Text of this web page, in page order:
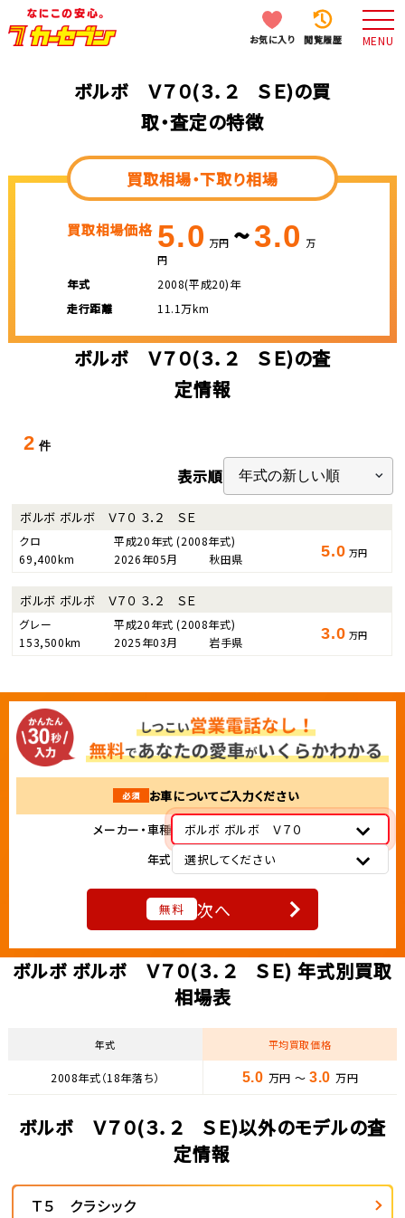
お気に入り 閲覧履歴 MENU
ボルボ Ｖ７０(３．２ ＳＥ)の買
取・査定の特徴
買取相場・下取り相場
買取相場価格 5.0 万円 ~3.0 万
円
年式
2008(平成20)年
走行距離
11.1万km
ボルボ Ｖ７０(３．２ ＳＥ)の査
定情報
2 件
表示順
ボルボ ボルボ Ｖ７０ ３．２ ＳＥ
クロ 平成20年式(2008年式)
69,400km
2026年05月 秋田県 5.0 万円
ボルボ ボルボ Ｖ７０ ３．２ ＳＥ
グレー 平成20年式(2008年式)
153,500km
2025年03月 岩手県 3.0 万円
必須
お車についてご入力ください
メーカー・車種
ボルボ ボルボ Ｖ７０
年式
選択してください
無料 次へ
ボルボ ボルボ Ｖ７０(３．２ ＳＥ) 年式別買取
相場表
年式 平均買取価格
2008年式（18年落ち） 5.0 万円 ～ 3.0万円
ボルボ Ｖ７０(３．２ ＳＥ)以外のモデルの査
定情報
Ｔ５ クラシック